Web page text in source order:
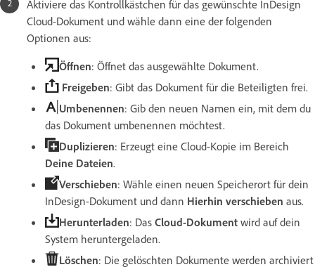
Aktiviere das Kontrollkästchen für das gewünschte InDesign
Cloud-Dokument und wähle dann eine der folgenden
Optionen aus:
Öffnen: Öffnet das ausgewählte Dokument.
Freigeben: Gibt das Dokument für die Beteiligten frei.
Umbenennen: Gib den neuen Namen ein, mit dem du
das Dokument umbenennen möchtest.
Duplizieren: Erzeugt eine Cloud-Kopie im Bereich
Deine Dateien.
Verschieben: Wähle einen neuen Speicherort für dein
InDesign-Dokument und dann Hierhin verschieben aus.
Herunterladen: Das Cloud-Dokument wird auf dein
System heruntergeladen.
Löschen: Die gelöschten Dokumente werden archiviert